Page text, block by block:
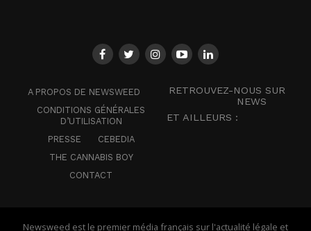
A PROPOS DE NEWSWEED
CONDITIONS GÉNÉRALES
D’UTILISATION
PRESSE
CEBEDIA
THE CANNABIS BOY
CONTACT
RETROUVEZ-NOUS SUR
NEWS
ET AILLEURS :
Newsweed est le premier média français sur l'actualité légale et